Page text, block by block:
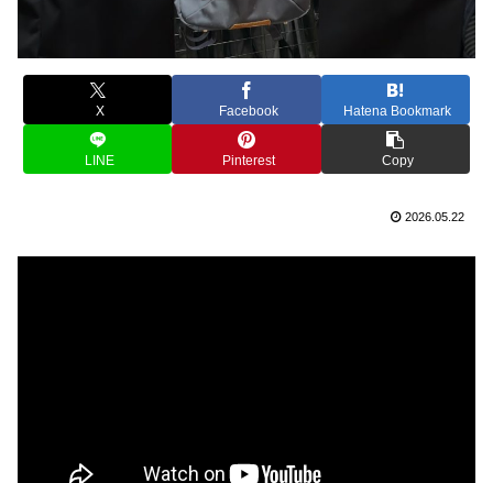
X Facebook Hatena Bookmark
LINE Pinterest Copy
2026.05.22